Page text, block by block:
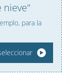
nieve"
para la